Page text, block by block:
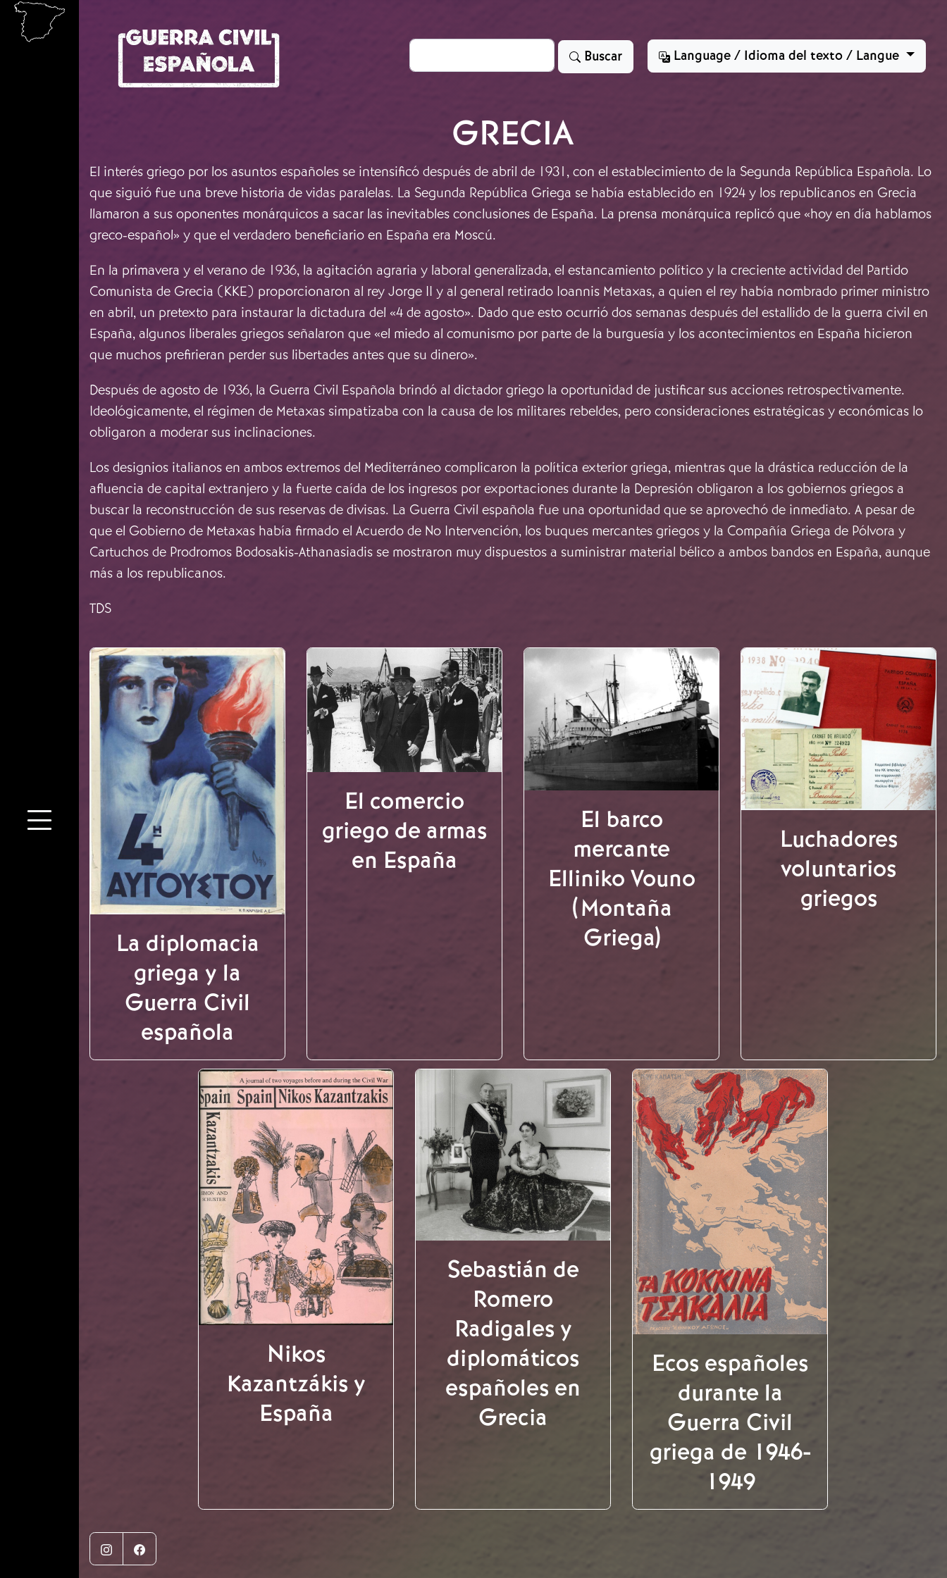
Skip to main content
Search Buscar Language / Idioma del texto / Langue
GRECIA
El interés griego por los asuntos españoles se intensificó después de abril de 1931, con el establecimiento de la Segunda República Española. Lo
que siguió fue una breve historia de vidas paralelas. La Segunda República Griega se había establecido en 1924 y los republicanos en Grecia
llamaron a sus oponentes monárquicos a sacar las inevitables conclusiones de España. La prensa monárquica replicó que «hoy en día hablamos
greco-español» y que el verdadero beneficiario en España era Moscú.
En la primavera y el verano de 1936, la agitación agraria y laboral generalizada, el estancamiento político y la creciente actividad del Partido
Comunista de Grecia (KKE) proporcionaron al rey Jorge II y al general retirado Ioannis Metaxas, a quien el rey había nombrado primer ministro
en abril, un pretexto para instaurar la dictadura del «4 de agosto». Dado que esto ocurrió dos semanas después del estallido de la guerra civil en
España, algunos liberales griegos señalaron que «el miedo al comunismo por parte de la burguesía y los acontecimientos en España hicieron
que muchos prefirieran perder sus libertades antes que su dinero».
Después de agosto de 1936, la Guerra Civil Española brindó al dictador griego la oportunidad de justificar sus acciones retrospectivamente.
Ideológicamente, el régimen de Metaxas simpatizaba con la causa de los militares rebeldes, pero consideraciones estratégicas y económicas lo
obligaron a moderar sus inclinaciones.
Los designios italianos en ambos extremos del Mediterráneo complicaron la política exterior griega, mientras que la drástica reducción de la
afluencia de capital extranjero y la fuerte caída de los ingresos por exportaciones durante la Depresión obligaron a los gobiernos griegos a
buscar la reconstrucción de sus reservas de divisas. La Guerra Civil española fue una oportunidad que se aprovechó de inmediato. A pesar de
que el Gobierno de Metaxas había firmado el Acuerdo de No Intervención, los buques mercantes griegos y la Compañía Griega de Pólvora y
Cartuchos de Prodromos Bodosakis-Athanasiadis se mostraron muy dispuestos a suministrar material bélico a ambos bandos en España, aunque
más a los republicanos.
TDS
La diplomacia
griega y la
Guerra Civil
española
El comercio
griego de armas
en España
El barco
mercante
Elliniko Vouno
(Montaña
Griega)
Luchadores
voluntarios
griegos
Nikos
Kazantzákis y
España
Sebastián de
Romero
Radigales y
diplomáticos
españoles en
Grecia
Ecos españoles
durante la
Guerra Civil
griega de 1946-
1949
InstagramFacebook